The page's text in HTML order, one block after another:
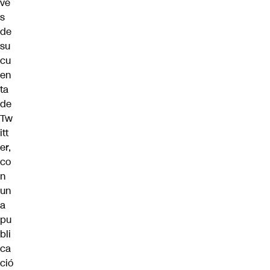
s
de
su
cu
en
ta
de
Tw
itt
er,
co
n
un
a
pu
bli
ca
ció